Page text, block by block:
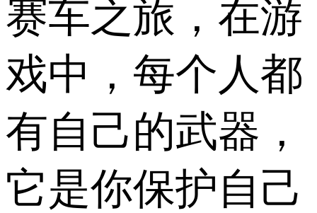
赛车之旅，在游
戏中，每个人都
有自己的武器，
它是你保护自己